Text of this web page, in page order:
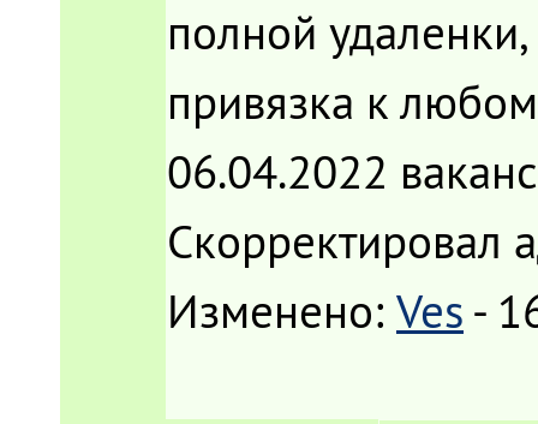
полной
привязка к
06.04.2022
Скорректировал
Изменено: Ves -